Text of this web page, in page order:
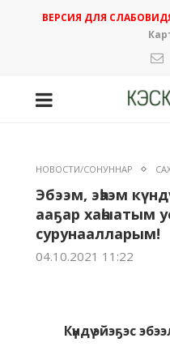
ВЕРСИЯ ДЛЯ
НОВОСТИ/СОНУННАР
Эбээм, эһээм
ааҕар хаһыатым
сурунаалларым!
04.10.2021 11:22
Күндү эйэҕэс